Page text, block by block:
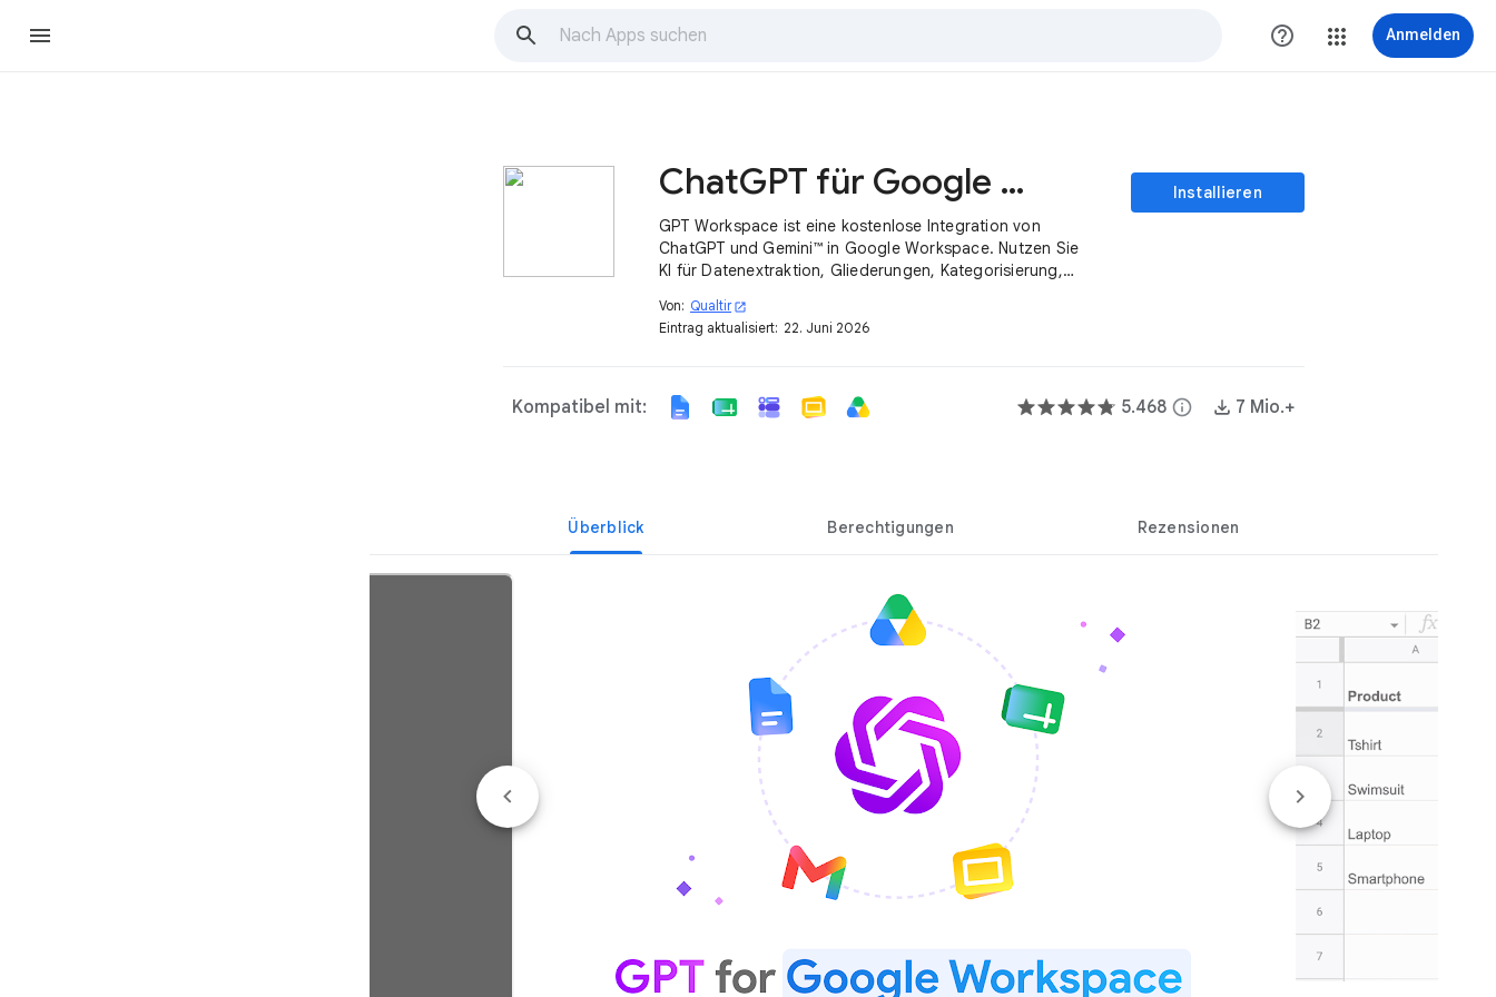
help_outline Anmelden
ChatGPT für Google Docs Sheets Slides™
GPT Workspace ist eine kostenlose Integration von
ChatGPT und Gemini™ in Google Workspace. Nutzen Sie
KI für Datenextraktion, Gliederungen, Kategorisierung,
Von: Qualtir open_in_new
Eintrag aktualisiert: 22. Juni 2026
Installieren
Kompatibel mit: 5.468 info 7 Mio.+
Überblick Berechtigungen Rezensionen